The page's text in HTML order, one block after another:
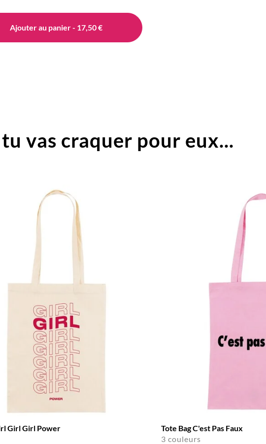
Ajouter au panier - 17,50 €
vas craquer pour eux...
Girl Girl Power
Tote Bag C'est Pas Faux
3 couleurs